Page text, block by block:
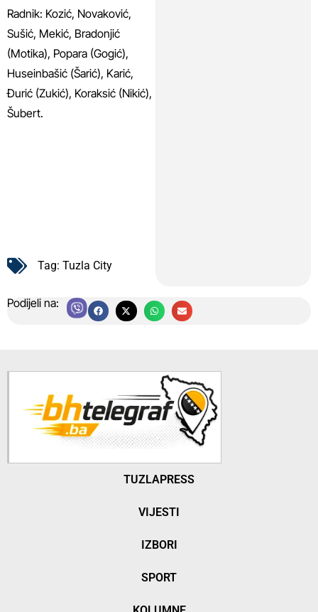
Radnik: Kozić, Novaković,
Sušić, Mekić, Bradonjić
(Motika), Popara (Gogić),
Huseinbašić (Šarić), Karić,
Đurić (Zukić), Koraksić (Nikić),
Šubert.
Tag: Tuzla City
Podijeli na:
TUZLAPRESS
VIJESTI
IZBORI
SPORT